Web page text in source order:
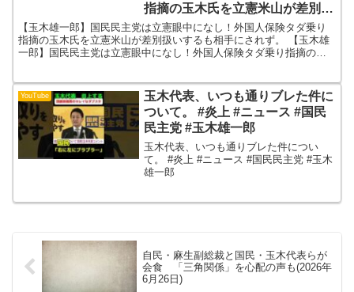
指摘の玉木氏を立憲米山が差別扱
いするも相手にされず。
【玉木雄一郎】国民民主党は立憲眼中になし！外国人保険タダ乗り
指摘の玉木氏を立憲米山が差別扱いするも相手にされず。 【玉木雄
一郎】国民民主党は立憲眼中になし！外国人保険タダ乗り指摘の玉
YouTube
玉木代表、いつも通りブレた件に
ついて。 #炎上 #ニュース #国民
民主党 #玉木雄一郎
玉木代表、いつも通りブレた件につい
て。 #炎上 #ニュース #国民民主党 #玉木
雄一郎
自民・麻生副総裁と国民・玉木代表らが
会食 「三角関係」を心配の声も(2026年
6月26日)